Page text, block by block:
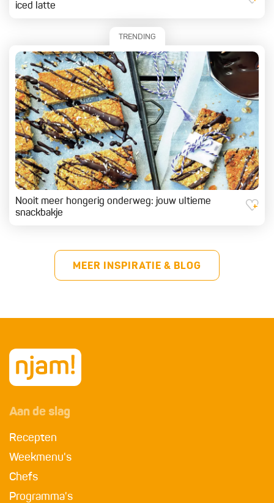
iced latte
TRENDING
Nooit meer hongerig onderweg: jouw ultieme
snackbakje
MEER INSPIRATIE & BLOG
Aan de slag
Recepten
Weekmenu's
Chefs
Programma's